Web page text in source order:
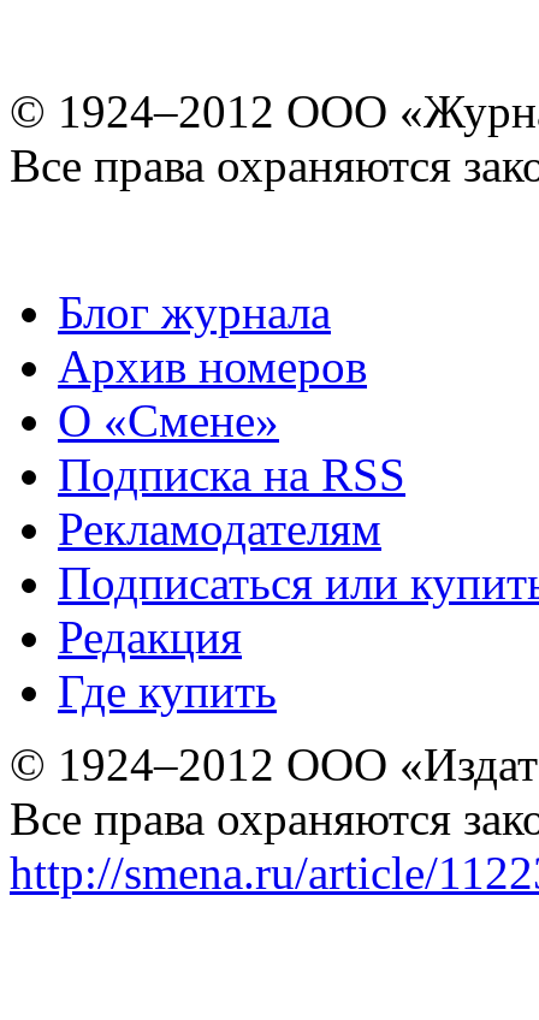
© 1924–2012 ООО
Все права охраняются
Блог журнала
Архив номеров
О «Смене»
Подписка на RSS
Рекламодателям
Подписаться или
Редакция
Где купить
© 1924–2012 ООО
Все права охраняются
http://smena.ru/article/